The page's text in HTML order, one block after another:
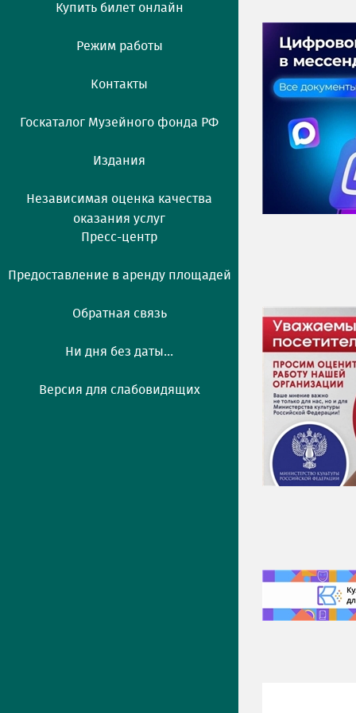
Купить билет онлайн
Режим работы
Контакты
Госкаталог Музейного фонда РФ
Издания
Независимая оценка качества
оказания услуг
Пресс-центр
Предоставление в аренду площадей
Обратная связь
Ни дня без даты...
Версия для слабовидящих